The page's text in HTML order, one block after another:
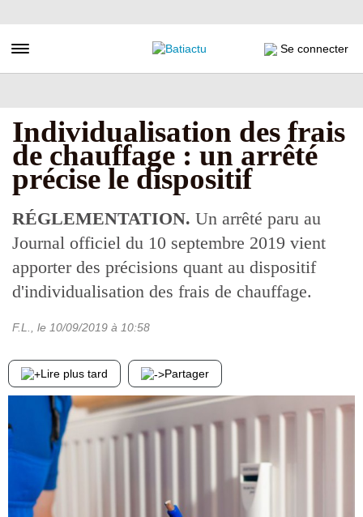
au
principal
Toggle navigation Se connecter
Individualisation des frais
de chauffage : un arrêté
précise le dispositif
RÉGLEMENTATION. Un arrêté paru au
Journal officiel du 10 septembre 2019 vient
apporter des précisions quant au dispositif
d'individualisation des frais de chauffage.
F.L. , le 10/09/2019 à 10:58
Lire plus tard Partager